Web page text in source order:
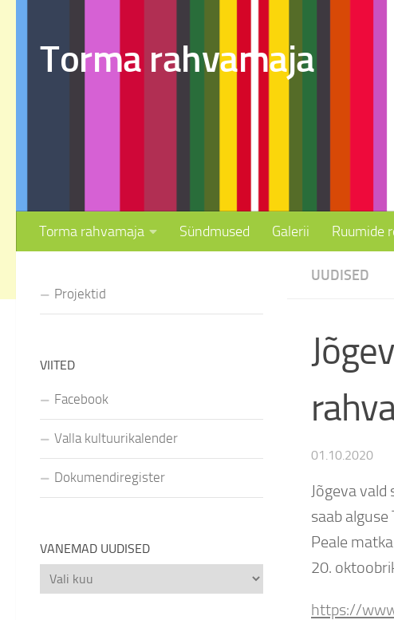
Torma rahvamaja
Torma rahvamaja Sündmused Galerii Ruumide
UUDISED
01.10.2020
Jõgeva
saab
Peale
20.
https://
Projektid
VIITED
Facebook
Valla kultuurikalender
Dokumendiregister
VANEMAD UUDISED
Vanemad
uudised